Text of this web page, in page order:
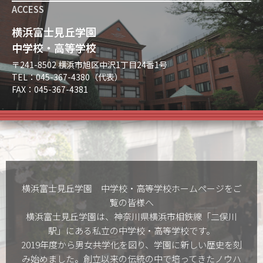
ACCESS
横浜富士見丘学園
中学校・高等学校
〒241-8502 横浜市旭区中沢1丁目24番1号
TEL：045-367-4380（代表）
FAX：045-367-4381
横浜富士見丘学園 中学校・高等学校ホームぺージをご
覧の皆様へ
横浜富士見丘学園は、神奈川県横浜市相鉄線「二俣川
駅」にある私立の中学校・高等学校です。
2019年度から男女共学化を図り、学園に新しい歴史を刻
み始めました。創立以来の伝統の中で培ってきたノウハ